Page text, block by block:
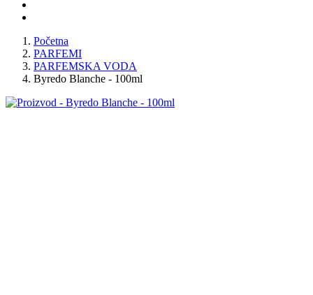
Početna
PARFEMI
PARFEMSKA VODA
Byredo Blanche - 100ml